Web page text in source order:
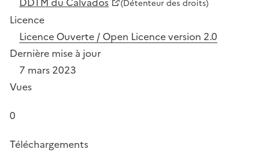
(Détenteur des droits)
Licence
Licence Ouverte / Open Licence version 2.0
Dernière mise à jour
7 mars 2023
Vues
0
Téléchargements